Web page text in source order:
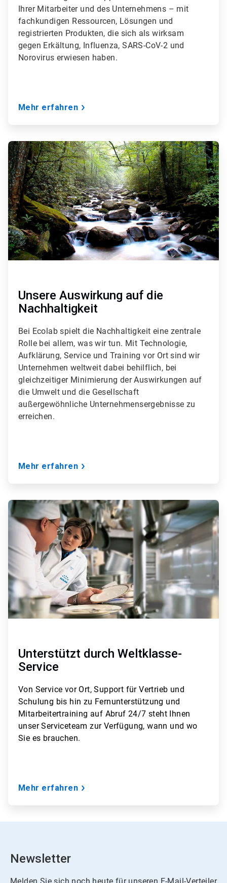
Ihrer Mitarbeiter und des Unternehmens – mit
fachkundigen Ressourcen, Lösungen und
registrierten Produkten, die sich als wirksam
gegen Erkältung, Influenza, SARS-CoV-2 und
Norovirus erwiesen haben.
Mehr erfahren
ArticleTile
2
von
3
Unsere Auswirkung auf die
Nachhaltigkeit
Bei Ecolab spielt die Nachhaltigkeit eine zentrale
Rolle bei allem, was wir tun. Mit Technologie,
Aufklärung, Service und Training vor Ort sind wir
Unternehmen weltweit dabei behilflich, bei
gleichzeitiger Minimierung der Auswirkungen auf
die Umwelt und die Gesellschaft
außergewöhnliche Unternehmensergebnisse zu
erreichen.
Mehr erfahren
ArticleTile
3
von
Unterstützt durch Weltklasse-
Service
Von Service vor Ort, Support für Vertrieb und
Schulung bis hin zu Fernunterstützung und
Mitarbeitertraining auf Abruf 24/7 steht Ihnen
unser Serviceteam zur Verfügung, wann und wo
Sie es brauchen.
Mehr erfahren
Newsletter